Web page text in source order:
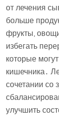
от лечения
больше
фрукты,
избегать
которые
кишечника․
сочетании со
улучшить